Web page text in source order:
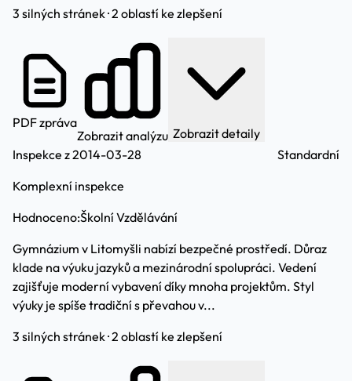
3 silných stránek · 2 oblastí ke zlepšení
PDF zpráva
Zobrazit analýzu Zobrazit detaily
Inspekce z 2014-03-28
Komplexní inspekce
Standardní
Hodnoceno:Školní Vzdělávání
Gymnázium v Litomyšli nabízí bezpečné prostředí. Důraz
klade na výuku jazyků a mezinárodní spolupráci. Vedení
zajišťuje moderní vybavení díky mnoha projektům. Styl
výuky je spíše tradiční s převahou v...
3 silných stránek · 2 oblastí ke zlepšení